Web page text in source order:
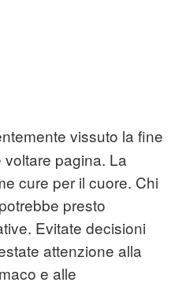
vissuto la fine
pagina. La
cure per il cuore. Chi
presto
Evitate decisioni
attenzione alla
e alle